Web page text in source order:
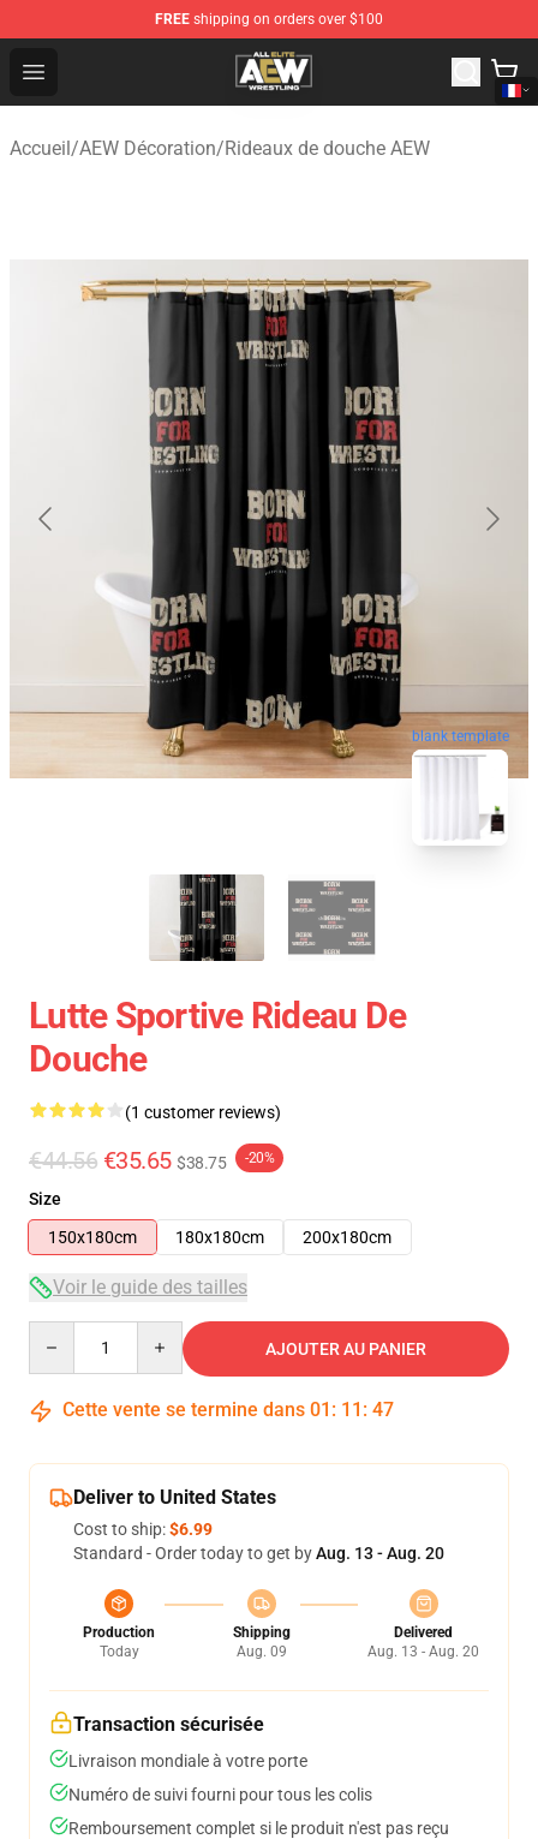
FREE shipping on orders over $100
Open menu
Aew Shop ⚡️ Official Aew Merchandise Store
Accueil/AEW Décoration/Rideaux de douche AEW
blank template
Lutte Sportive Rideau De
Douche
(1 customer reviews)
€44.56 €35.65 $38.75 -20%
Size
150x180cm
180x180cm 200x180cm
Voir le guide des tailles
AJOUTER AU PANIER
Cette vente se termine dans 01 : 11 : 46
Deliver to United States
Cost to ship:$6.99
Standard - Order today to get byAug. 13 - Aug. 20
Production
Today
Shipping
Aug. 09
Delivered
Aug. 13 - Aug. 20
Transaction sécurisée
Livraison mondiale à votre porte
Numéro de suivi fourni pour tous les colis
Remboursement complet si le produit n'est pas reçu